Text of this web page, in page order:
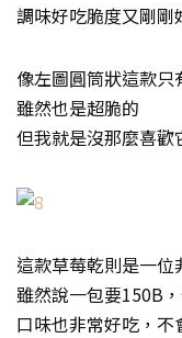
調味好吃脆度又剛剛
像左圖圓筒狀這款只
雖然也是超脆的
但我就是沒那麼喜歡
這款草莓乾則是一
雖然說一包要150B
口味也非常好吃，不